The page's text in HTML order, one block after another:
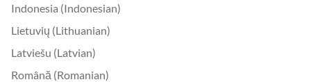
Indonesia (Indonesian)
Lietuvių (Lithuanian)
Latviešu (Latvian)
Română (Romanian)